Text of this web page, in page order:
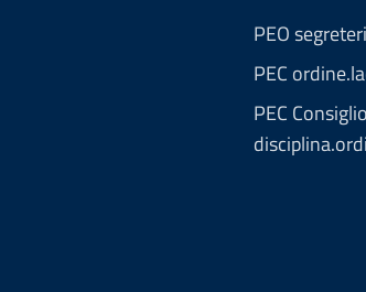
PEO
PEC
PEC